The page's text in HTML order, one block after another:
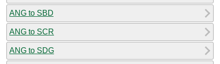
ANG to SBD
ANG to SCR
ANG to SDG